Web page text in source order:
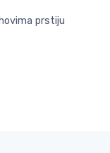
prstiju